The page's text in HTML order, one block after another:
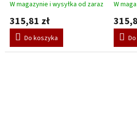
Gwiazda - Biały
W magazynie i wysyłka od zaraz
315,81 zł
Do koszyka
W